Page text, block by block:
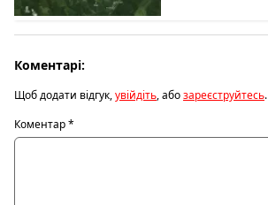
Коментарі:
Щоб додати відгук,увійдіть, абозареєструйтесь.
Коментар*